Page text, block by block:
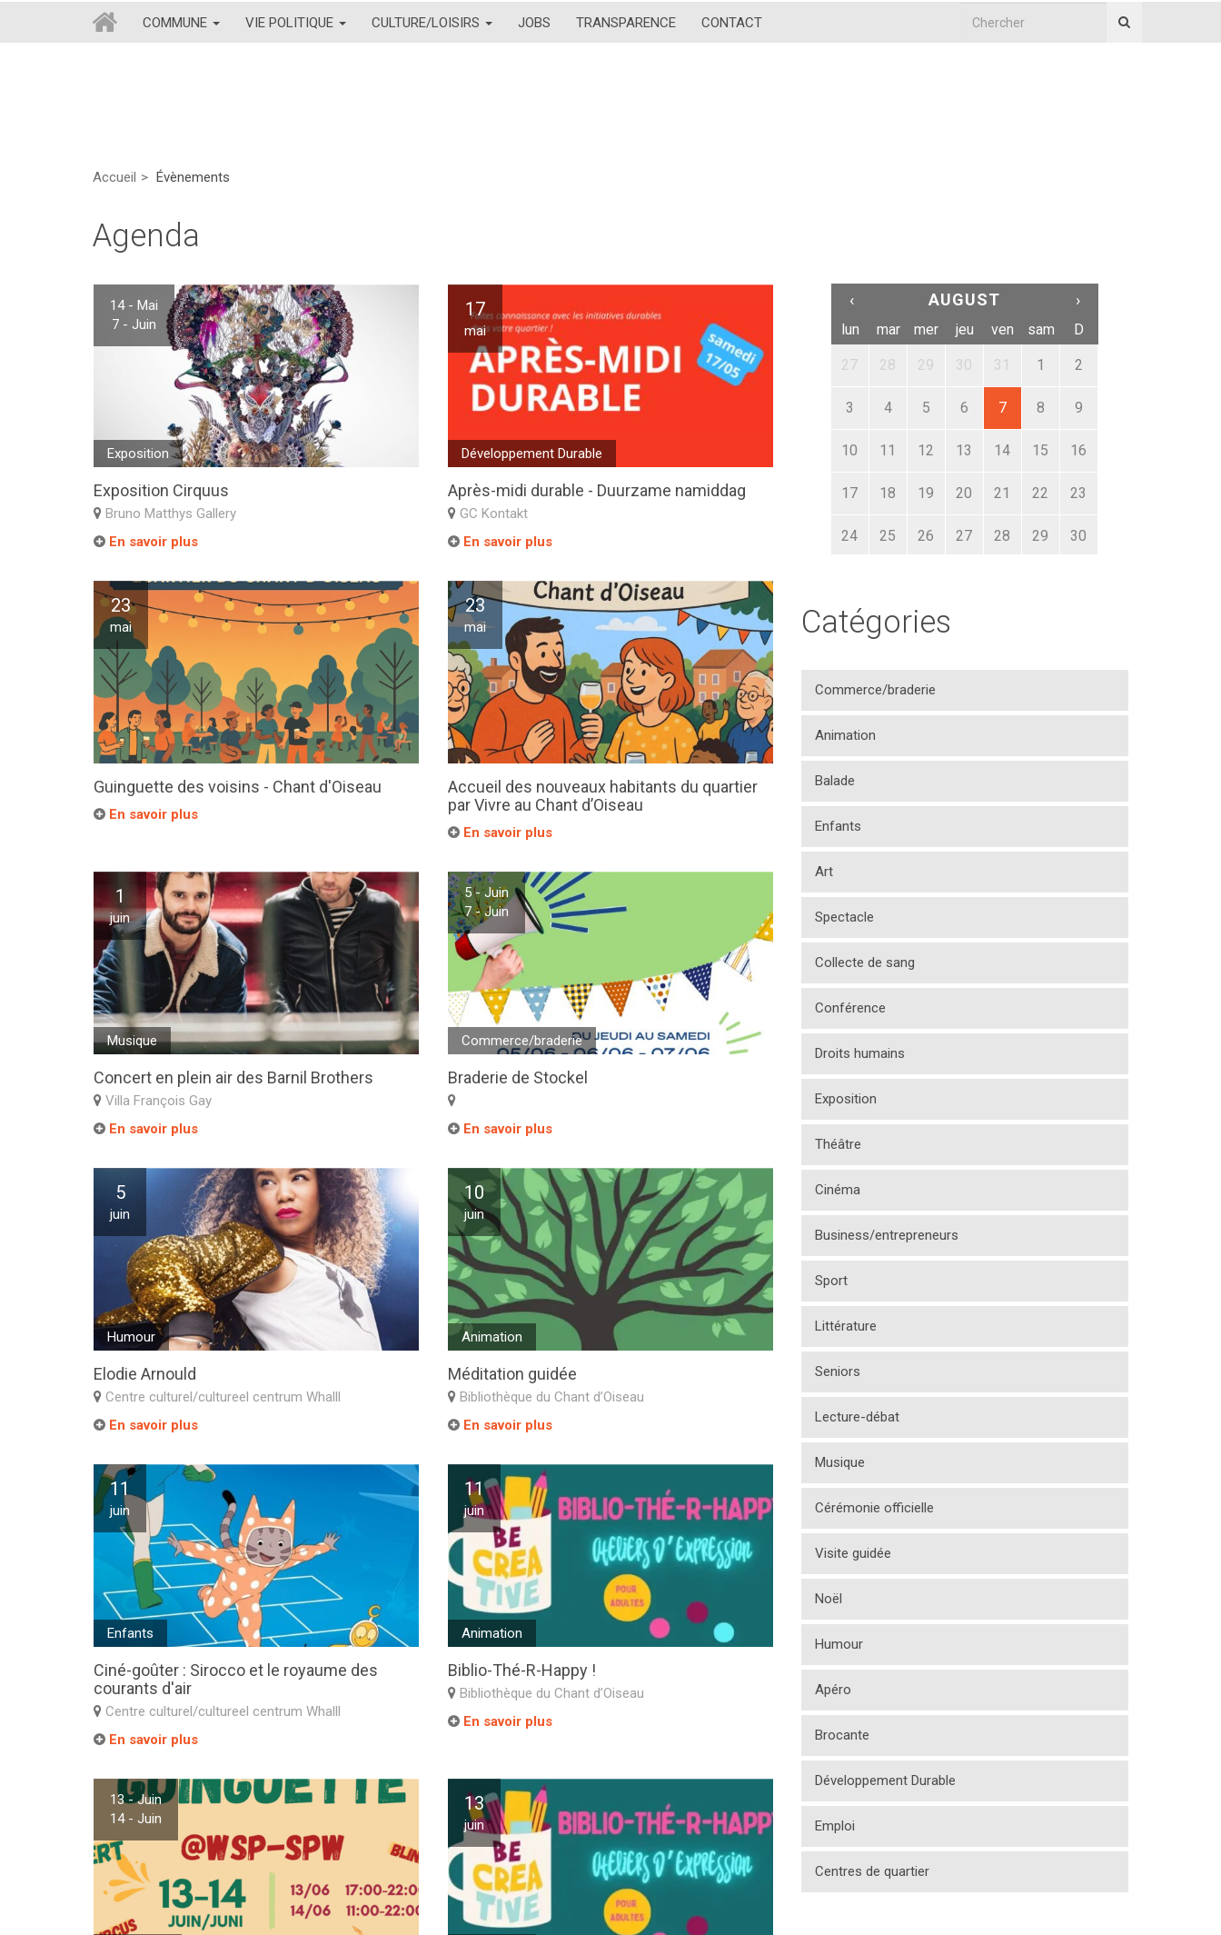
COMMUNE VIE POLITIQUE CULTURE/LOISIRS JOBS TRANSPARENCE CONTACT
Accueil Évènements
Agenda
14 - Mai
7 - Juin
Exposition
Exposition Cirquus
Bruno Matthys Gallery
En savoir plus
17
mai
Développement Durable
Après-midi durable - Duurzame namiddag
GC Kontakt
En savoir plus
23
mai
Guinguette des voisins - Chant d'Oiseau
En savoir plus
23
mai
Accueil des nouveaux habitants du quartier
par Vivre au Chant d’Oiseau
En savoir plus
1
juin
Musique
Concert en plein air des Barnil Brothers
Villa François Gay
En savoir plus
5 - Juin
7 - Juin
Commerce/braderie
Braderie de Stockel
En savoir plus
5
juin
Humour
Elodie Arnould
Centre culturel/cultureel centrum Whalll
En savoir plus
10
juin
Animation
Méditation guidée
Bibliothèque du Chant d’Oiseau
En savoir plus
11
juin
Enfants
Ciné-goûter : Sirocco et le royaume des
courants d'air
Centre culturel/cultureel centrum Whalll
En savoir plus
11
juin
Animation
Biblio-Thé-R-Happy !
Bibliothèque du Chant d’Oiseau
En savoir plus
13 - Juin
14 - Juin
13
juin
‹ AUGUST ›
lun mar mer jeu ven sam D
27 28 29 30 31 1 2
3 4 5 6 7 8 9
10 11 12 13 14 15 16
17 18 19 20 21 22 23
24 25 26 27 28 29 30
Catégories
Commerce/braderie
Animation
Balade
Enfants
Art
Spectacle
Collecte de sang
Conférence
Droits humains
Exposition
Théâtre
Cinéma
Business/entrepreneurs
Sport
Littérature
Seniors
Lecture-débat
Musique
Cérémonie officielle
Visite guidée
Noël
Humour
Apéro
Brocante
Développement Durable
Emploi
Centres de quartier